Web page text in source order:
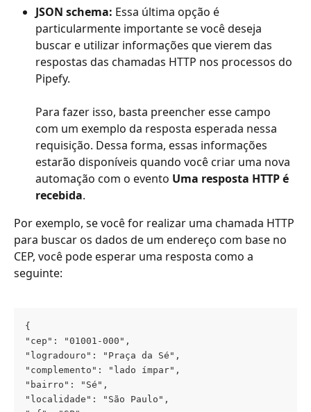
JSON schema: Essa última opção é
particularmente importante se você deseja
buscar e utilizar informações que vierem das
respostas das chamadas HTTP nos processos do
Pipefy.
Para fazer isso, basta preencher esse campo
com um exemplo da resposta esperada nessa
requisição. Dessa forma, essas informações
estarão disponíveis quando você criar uma nova
automação com o evento Uma resposta HTTP é
recebida.
Por exemplo, se você for realizar uma chamada HTTP
para buscar os dados de um endereço com base no
CEP, você pode esperar uma resposta como a
seguinte:
{
"cep": "01001-000",
"logradouro": "Praça da Sé",
"complemento": "lado ímpar",
"bairro": "Sé",
"localidade": "São Paulo",